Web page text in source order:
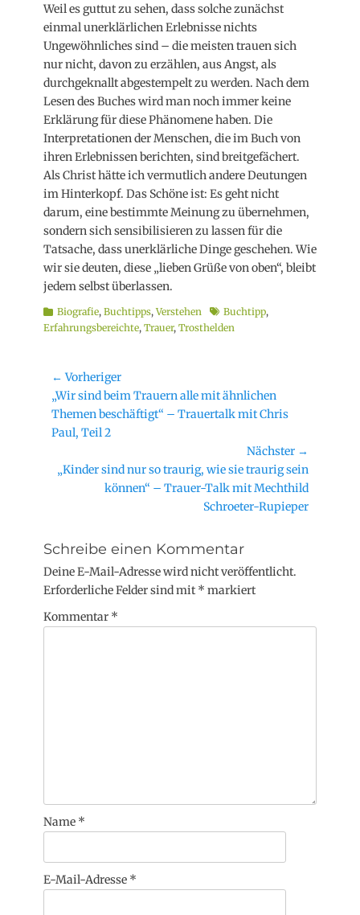
Weil es guttut zu sehen, dass solche zunächst
einmal unerklärlichen Erlebnisse nichts
Ungewöhnliches sind – die meisten trauen sich
nur nicht, davon zu erzählen, aus Angst, als
durchgeknallt abgestempelt zu werden. Nach dem
Lesen des Buches wird man noch immer keine
Erklärung für diese Phänomene haben. Die
Interpretationen der Menschen, die im Buch von
ihren Erlebnissen berichten, sind breitgefächert.
Als Christ hätte ich vermutlich andere Deutungen
im Hinterkopf. Das Schöne ist: Es geht nicht
darum, eine bestimmte Meinung zu übernehmen,
sondern sich sensibilisieren zu lassen für die
Tatsache, dass unerklärliche Dinge geschehen. Wie
wir sie deuten, diese „lieben Grüße von oben“, bleibt
jedem selbst überlassen.
Kategorien
Biografie, Buchtipps,Verstehen Schlagworte
Buchtipp,
Erfahrungsbereichte, Trauer, Trosthelden
Beitragsnavigation
← Vorheriger
Vorheriger
Beitrag:
„Wir sind beim Trauern alle mit ähnlichen
Themen beschäftigt“ – Trauertalk mit Chris
Paul, Teil 2
Nächster →
Nächster
„Kinder sind nur so traurig, wie sie traurig sein
können“ – Trauer-Talk mit Mechthild
Schroeter-Rupieper
Schreibe einen Kommentar
Deine E-Mail-Adresse wird nicht veröffentlicht.
Erforderliche Felder sind mit * markiert
Kommentar *
Name *
E-Mail-Adresse *